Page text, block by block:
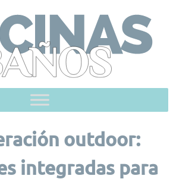
content
outdoor:
integradas para